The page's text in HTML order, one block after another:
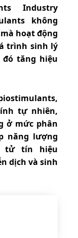
Industry
không
hoạt động
trình sinh lý
tăng hiệu
tự nhiên,
ở mức phân
năng lượng
tử tín hiệu
dịch và sinh